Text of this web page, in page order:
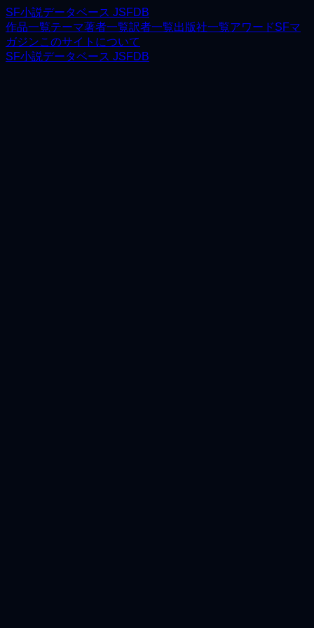
SF小説データベース JSFDB
作品一覧テーマ著者一覧訳者一覧出版社一覧アワードSFマ
ガジンこのサイトについて
SF小説データベース JSFDB